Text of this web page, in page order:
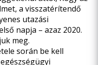
a visszatérítendő
utazási
napja – azaz 2020.
meg.
során be kell